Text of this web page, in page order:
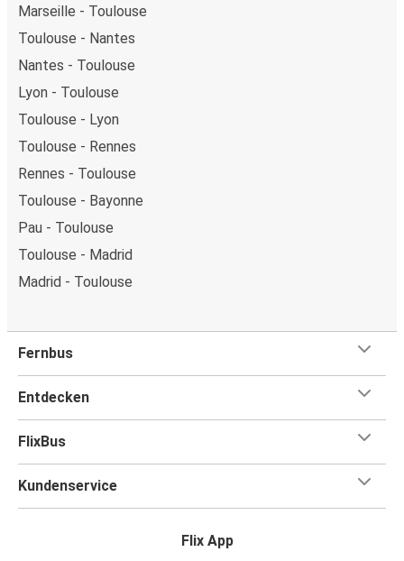
Marseille - Toulouse
Toulouse - Nantes
Nantes - Toulouse
Lyon - Toulouse
Toulouse - Lyon
Toulouse - Rennes
Rennes - Toulouse
Toulouse - Bayonne
Pau - Toulouse
Toulouse - Madrid
Madrid - Toulouse
Fernbus
Entdecken
FlixBus
Kundenservice
Flix App